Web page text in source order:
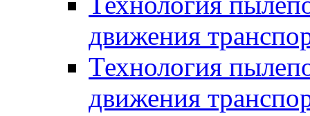
движения
Технология
движения